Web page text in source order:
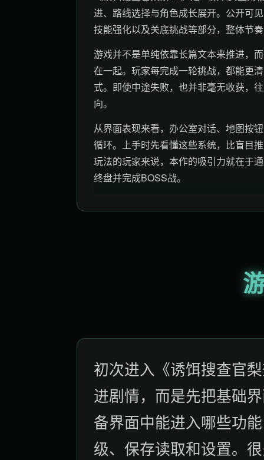
进、路线选择与角色成长展开。公开可
技能强化以及关底挑战等部分，整体节
游戏并不是单纯依靠长篇文本来推进，
在一起。玩家每完成一轮挑战，都能更
式。即使中途失败，也并非毫无收获，
向。
从界面表现来看，办公室对话、地图按
循环。上手时先看懂这些系统，比盲目
玩法的玩家来说，本作的吸引力就在于
终盘并完成BOSS战。
初次进入《诱饵搜查官
进剧情，而是先把基础
备界面中能进入哪些功
级、保存读取和设置。